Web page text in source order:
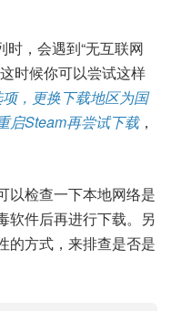
，会遇到“无互联网
时候你可以尝试这样
，更换下载地区为国
启Steam再尝试下载，
以检查一下本地网络是
软件后再进行下载。另
的方式，来排查是否是